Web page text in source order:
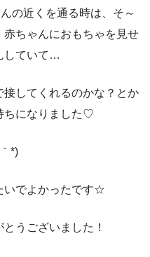
の近くを通る時は、そ～
ちゃんにおもちゃを見せ
していて…
してくれるのかな？とか
ちになりました♡
*)
いでよかったです☆
うございました！